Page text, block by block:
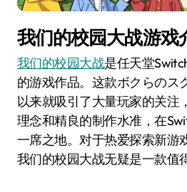
我们的校园大战游戏
我们的校园大战是任天堂
的游戏作品。这款ボクらのス
以来就吸引了大量玩家的关注
理念和精良的制作水准，在
一席之地。对于热爱探索新游
我们的校园大战无疑是一款值